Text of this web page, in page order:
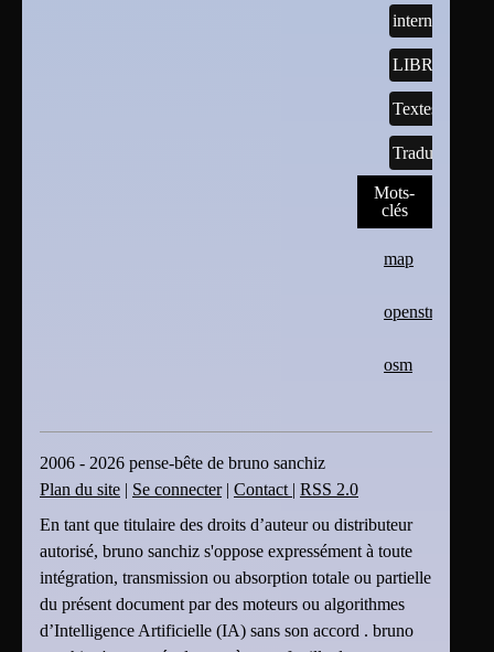
internet
Textes
Traductions
Mots-
clés
map
openstreetmap
osm
2006 - 2026 pense-bête de bruno sanchiz
Plan du site | Se connecter| Contact | RSS 2.0
En tant que titulaire des droits d’auteur ou distributeur
autorisé, bruno sanchiz s'oppose expressément à toute
intégration, transmission ou absorption totale ou partielle
du présent document par des moteurs ou algorithmes
d’Intelligence Artificielle (IA) sans son accord . bruno